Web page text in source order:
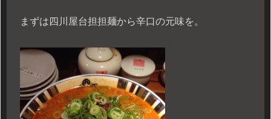
まずは四川屋台担担麺から辛口の元味を。